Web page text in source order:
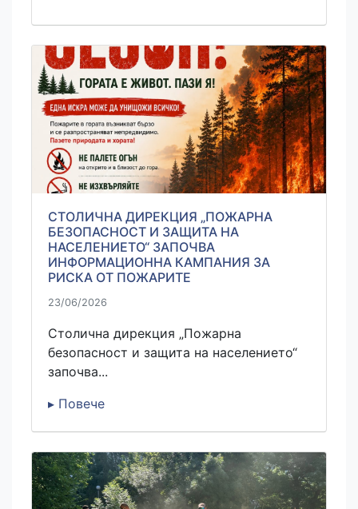
СТОЛИЧНА ДИРЕКЦИЯ „ПОЖАРНА
БЕЗОПАСНОСТ И ЗАЩИТА НА
НАСЕЛЕНИЕТО“ ЗАПОЧВА
ИНФОРМАЦИОННА КАМПАНИЯ ЗА
РИСКА ОТ ПОЖАРИТЕ
23/06/2026
Столична дирекция „Пожарна
безопасност и защита на населението“
започва...
▸ Повече